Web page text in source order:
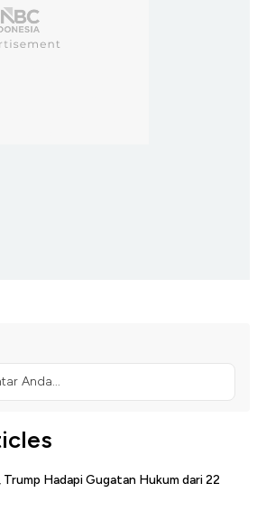
Anda...
Hadapi Gugatan Hukum dari 22